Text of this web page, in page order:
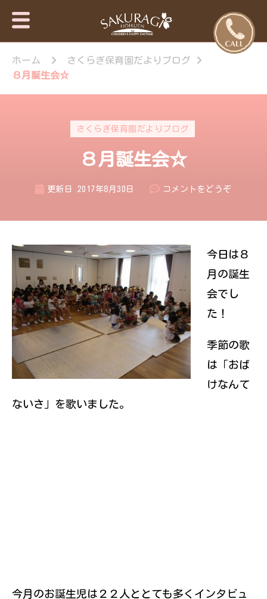
保育園・東
京日の出
野市【さく
園】
について · 園施
教室 · 園のいち
日 · 年間行事 ·
さくらぎ保育園
だより · さくら
ども達はもちろ
う喜びを感じな
が繋がって生き
ていく大切さを
伝えていきたい
と思っていま
す。
ホーム
さくらぎ保育園だよりブログ
８月誕生会☆
さくらぎ保育園だよりブログ
８月誕生会☆
更新日 2017年8月30日 コメントをどうぞ
誕
会
今日は８
月の誕生
会でし
た！
季節の歌
は「おば
けなんて
ないさ」を歌いました。
今月のお誕生児は２２人ととても多くインタビュ